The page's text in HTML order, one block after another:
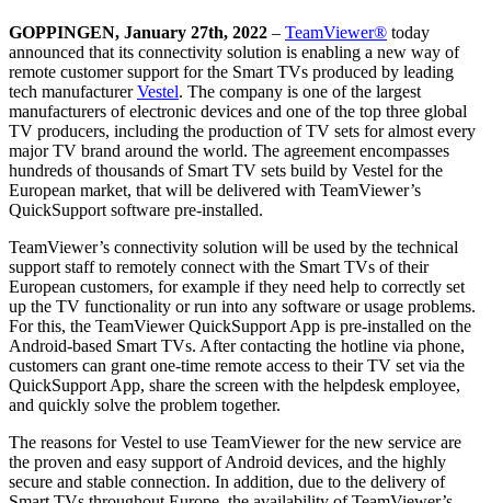
GOPPINGEN, January 27th, 2022 – TeamViewer® today
announced that its connectivity solution is enabling a new way of
remote customer support for the Smart TVs produced by leading
tech manufacturerVestel. The company is one of the largest
manufacturers of electronic devices and one of the top three global
TV producers, including the production of TV sets for almost every
major TV brand around the world. The agreement encompasses
hundreds of thousands of Smart TV sets build by Vestel for the
European market, that will be delivered with TeamViewer’s
QuickSupport software pre-installed.
TeamViewer’s connectivity solution will be used by the technical
support staff to remotely connect with the Smart TVs of their
European customers, for example if they need help to correctly set
up the TV functionality or run into any software or usage problems.
For this, the TeamViewer QuickSupport App is pre-installed on the
Android-based Smart TVs. After contacting the hotline via phone,
customers can grant one-time remote access to their TV set via the
QuickSupport App, share the screen with the helpdesk employee,
and quickly solve the problem together.
The reasons for Vestel to use TeamViewer for the new service are
the proven and easy support of Android devices, and the highly
secure and stable connection. In addition, due to the delivery of